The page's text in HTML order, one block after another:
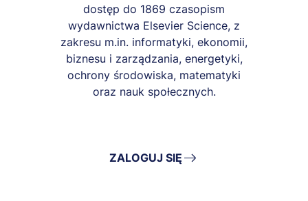
dostęp do 1869 czasopism
wydawnictwa Elsevier Science, z
zakresu m.in. informatyki, ekonomii,
biznesu i zarządzania, energetyki,
ochrony środowiska, matematyki
oraz nauk społecznych.
ZALOGUJ SIĘ